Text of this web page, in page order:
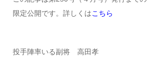
限定公開です。詳しくはこちら
投手陣率いる副将 高田孝